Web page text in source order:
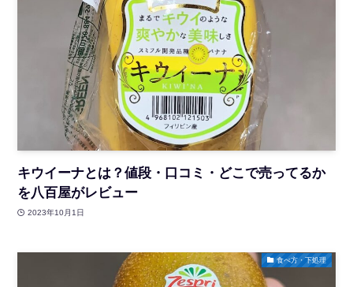
キウイーナとは？値段・口コミ・どこで売ってるか
を八百屋がレビュー
2023年10月1日
食べ方・下処理